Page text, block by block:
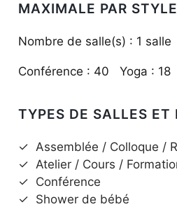
MAXIMALE PAR STYLE
Nombre de salle(s) : 1 salle
Conférence : 40 Yoga : 18
TYPES DE SALLES ET
✓ Assemblée / Colloque /
✓ Atelier / Cours /
✓ Conférence
✓ Shower de bébé